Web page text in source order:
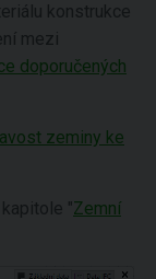
konstrukce
mezi
doporučených
zeminy ke
"Zemní